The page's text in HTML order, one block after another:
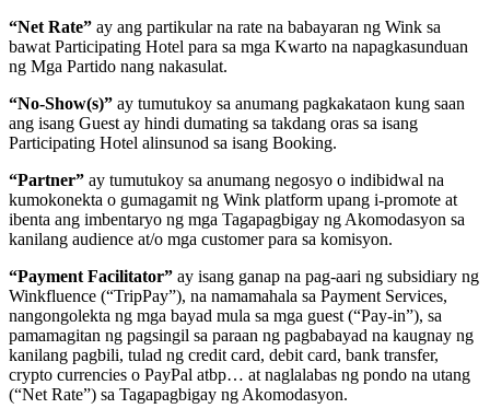
“Net Rate” ay ang partikular na rate na babayaran ng Wink sa
bawat Participating Hotel para sa mga Kwarto na napagkasunduan
ng Mga Partido nang nakasulat.
“No-Show(s)” ay tumutukoy sa anumang pagkakataon kung saan
ang isang Guest ay hindi dumating sa takdang oras sa isang
Participating Hotel alinsunod sa isang Booking.
“Partner” ay tumutukoy sa anumang negosyo o indibidwal na
kumokonekta o gumagamit ng Wink platform upang i-promote at
ibenta ang imbentaryo ng mga Tagapagbigay ng Akomodasyon sa
kanilang audience at/o mga customer para sa komisyon.
“Payment Facilitator” ay isang ganap na pag-aari ng subsidiary ng
Winkfluence (“TripPay”), na namamahala sa Payment Services,
nangongolekta ng mga bayad mula sa mga guest (“Pay-in”), sa
pamamagitan ng pagsingil sa paraan ng pagbabayad na kaugnay ng
kanilang pagbili, tulad ng credit card, debit card, bank transfer,
crypto currencies o PayPal atbp… at naglalabas ng pondo na utang
(“Net Rate”) sa Tagapagbigay ng Akomodasyon.